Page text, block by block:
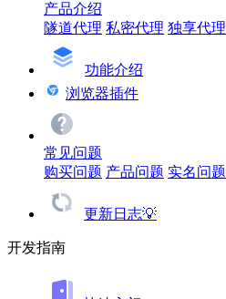
产品介绍
隧道代理 私密代理 独享代理
功能介绍
浏览器插件
常见问题
购买问题 产品问题 实名问题
更新日志💡
开发指南